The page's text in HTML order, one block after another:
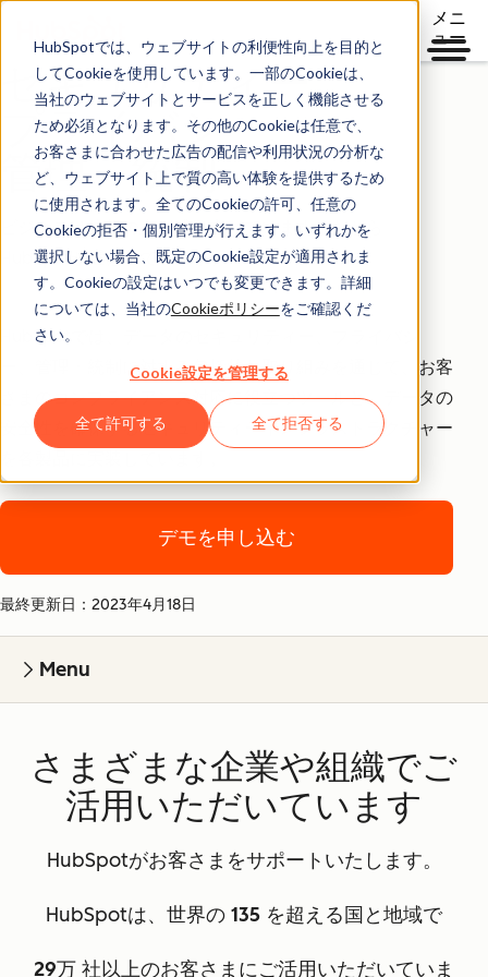
HubSpotでは、ウェブサイトの利便性向上を目的と
してCookieを使用しています。一部のCookieは、
当社のウェブサイトとサービスを正しく機能させる
ため必須となります。その他のCookieは任意で、
お客さまに合わせた広告の配信や利用状況の分析な
ど、ウェブサイト上で質の高い体験を提供するため
に使用されます。全てのCookieの許可、任意の
Cookieの拒否・個別管理が行えます。いずれかを
選択しない場合、既定のCookie設定が適用されま
す。Cookieの設定はいつでも変更できます。詳細
については、当社のCookieポリシーをご確認くだ
さい。
Cookie設定を管理する
全て許可する 全て拒否する
メニ
ュー
セキュリティー、
プライバシー、
管理・統制
ビジネスは信頼の上に成り立っています。だから
HubSpotが選ばれています。
HubSpotでは、データのセキュリティー、プライバシ
ー、管理・統制に対する包括的な取り組みを通じて、お客
さまのコンプライアンス対応に役立つツールと、データの
安全性を確保するセキュリティーインフラストラクチャー
デモを申し込む
最終更新日：2023年4月18日
Menu
さまざまな企業や組織でご
活用いただいています
HubSpotがお客さまをサポートいたします。
HubSpotは、世界の 135 を超える国と地域で
29万 社以上のお客さまにご活用いただいていま